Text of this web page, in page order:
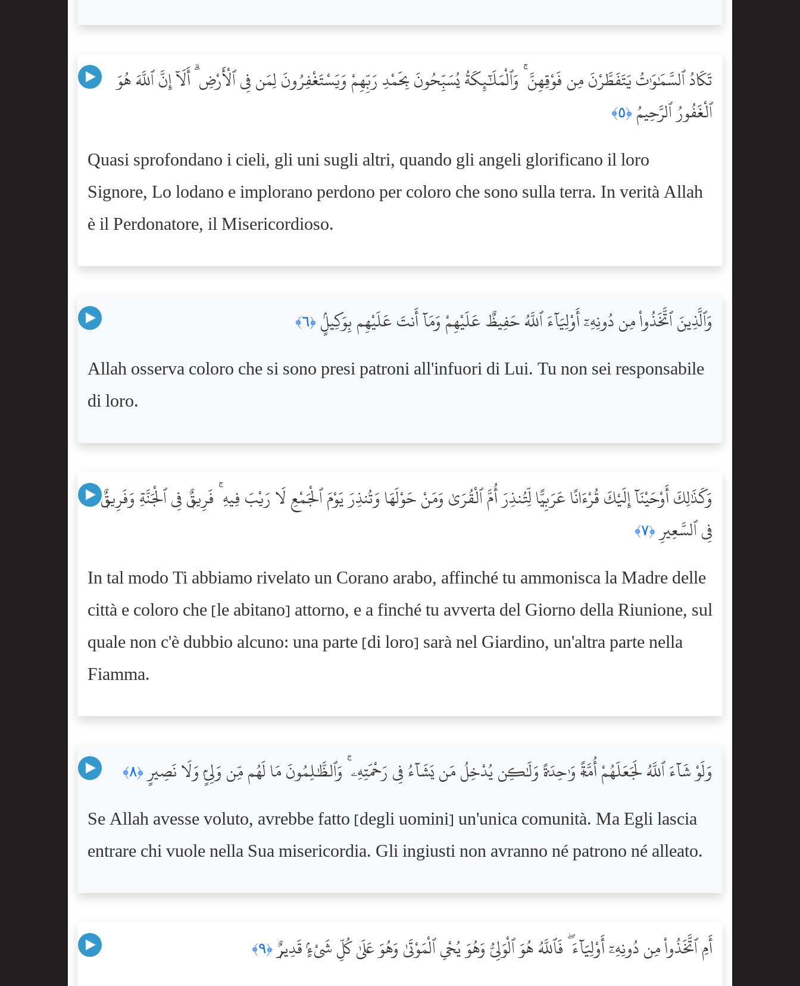
تَكَادُ ٱلسَّمَٰوَٰتُ يَتَفَطَّرْنَ مِن فَوْقِهِنَّ ۚ وَٱلْمَلَٰٓئِكَةُ يُسَبِّحُونَ بِحَمْدِ رَبِّهِمْ وَيَسْتَغْفِرُونَ لِمَن فِى ٱلْأَرْضِ ۗ أَلَآ إِنَّ ٱللَّهَ هُوَ
ٱلْغَفُورُ ٱلرَّحِيمُ ﴿٥﴾
Quasi sprofondano i cieli, gli uni sugli altri, quando gli angeli glorificano il loro
Signore, Lo lodano e implorano perdono per coloro che sono sulla terra. In verità Allah
è il Perdonatore, il Misericordioso.
وَٱلَّذِينَ ٱتَّخَذُواْ مِن دُونِهِۦٓ أَوْلِيَآءَ ٱللَّهُ حَفِيظٌ عَلَيْهِمْ وَمَآ أَنتَ عَلَيْهِم بِوَكِيلٍۢ ﴿٦﴾
Allah osserva coloro che si sono presi patroni all'infuori di Lui. Tu non sei responsabile
di loro.
وَكَذَٰلِكَ أَوْحَيْنَآ إِلَيْكَ قُرْءَانًا عَرَبِيًّۭا لِّتُنذِرَ أُمَّ ٱلْقُرَىٰ وَمَنْ حَوْلَهَا وَتُنذِرَ يَوْمَ ٱلْجَمْعِ لَا رَيْبَ فِيهِ ۚ فَرِيقٌۭ فِى ٱلْجَنَّةِ وَفَرِيقٌۭ
فِى ٱلسَّعِيرِ﴿٧﴾
In tal modo Ti abbiamo rivelato un Corano arabo, affinché tu ammonisca la Madre delle
città e coloro che [le abitano] attorno, e a finché tu avverta del Giorno della Riunione, sul
quale non c'è dubbio alcuno: una parte [di loro] sarà nel Giardino, un'altra parte nella
Fiamma.
وَلَوْ شَآءَ ٱللَّهُ لَجَعَلَهُمْ أُمَّةًۭ وَٰحِدَةًۭ وَلَٰكِن يُدْخِلُ مَن يَشَآءُ فِى رَحْمَتِهِۦ ۚ وَٱلظَّٰلِمُونَ مَا لَهُم مِّن وَلِىٍّۢ وَلَا نَصِيرٍ﴿٨﴾
Se Allah avesse voluto, avrebbe fatto [degli uomini] un'unica comunità. Ma Egli lascia
entrare chi vuole nella Sua misericordia. Gli ingiusti non avranno né patrono né alleato.
أَمِ ٱتَّخَذُواْ مِن دُونِهِۦٓ أَوْلِيَآءَ ۖ فَٱللَّهُ هُوَ ٱلْوَلِىُّ وَهُوَ يُحْىِ ٱلْمَوْتَىٰ وَهُوَ عَلَىٰ كُلِّ شَىْءٍۢ قَدِيرٌۭ﴿٩﴾